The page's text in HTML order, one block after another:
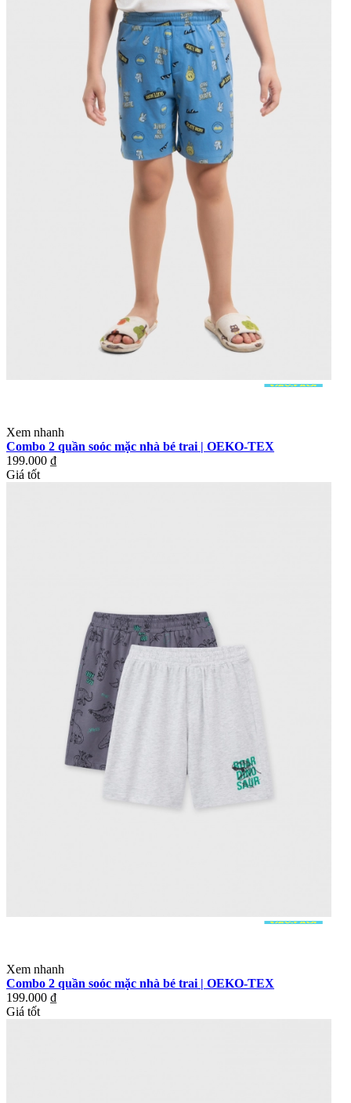
Xem nhanh
Combo 2 quần soóc mặc nhà bé trai | OEKO-TEX
199.000 ₫
Giá tốt
Xem nhanh
Combo 2 quần soóc mặc nhà bé trai | OEKO-TEX
199.000 ₫
Giá tốt